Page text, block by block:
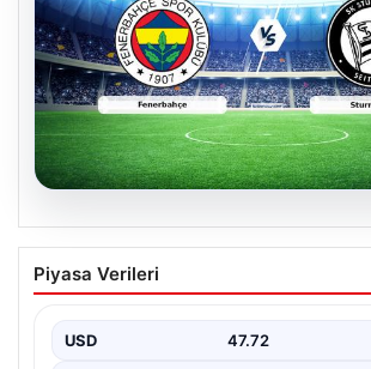
CANLI | Fenerbahçe – Sturm
Maç Anlatımı
Piyasa Verileri
USD 47.72